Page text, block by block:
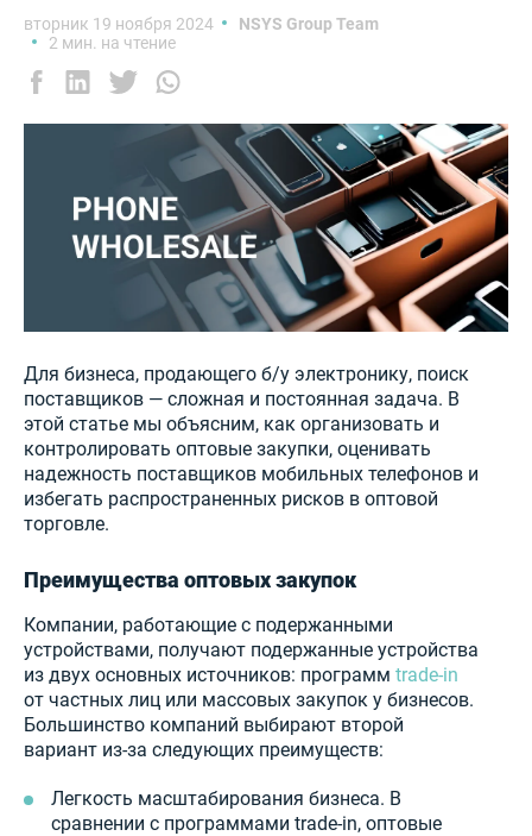
вторник 19 ноября 2024
NSYS Group Team
2 мин. на чтение
Для бизнеса, продающего б/у электронику, поиск
поставщиков — сложная и постоянная задача. В
этой статье мы объясним, как организовать и
контролировать оптовые закупки, оценивать
надежность поставщиков мобильных телефонов и
избегать распространенных рисков в оптовой
торговле.
Преимущества оптовых закупок
Компании, работающие с подержанными
устройствами, получают подержанные устройства
из двух основных источников: программ trade-in
от частных лиц или массовых закупок у бизнесов.
Большинство компаний выбирают второй
вариант из-за следующих преимуществ:
Легкость масштабирования бизнеса. В
сравнении с программами trade-in, оптовые